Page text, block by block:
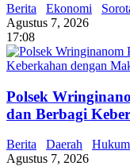
Berita Ekonomi
Agustus 7, 2026
17:08
Polsek
dan Berbagi
Berita Daerah Hukum
Agustus 7, 2026